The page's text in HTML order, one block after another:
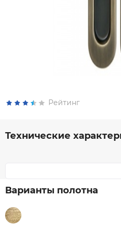
Рейтинг
Технические
Варианты полотна